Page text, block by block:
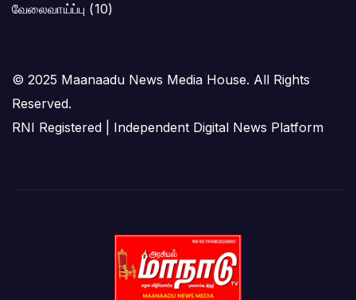
வேலைவாய்ப்பு (10)
© 2025 Maanaadu News Media House. All Rights
Reserved.
RNI Registered | Independent Digital News Platform